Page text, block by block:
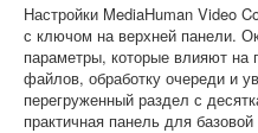
Настройки MediaHuman Video
с ключом на верхней панели.
параметры, которые влияют на
файлов, обработку очереди и
перегруженный раздел с
практичная панель для